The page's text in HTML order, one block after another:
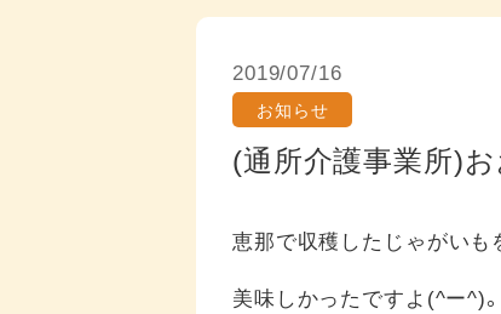
2019/07/16
お知らせ
(通所介護事業所)
恵那で収穫したじゃがいも
美味しかったですよ(^ー^)。